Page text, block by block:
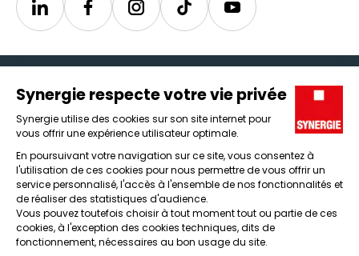
LinkedinSynergieInstagramTikTok Youtube
Icône d'illustration
Candidats
Entreprises
Icône d'illustration
Nos agences
Icône d'illustration
Conditions générales d'utilisation et mentions légales
Protection des données
Lanceur d'alertes